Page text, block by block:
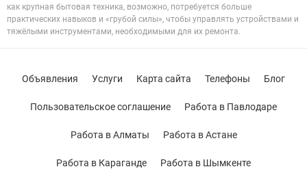
как крупная бытовая техника, возможно, потребуется больше
практических навыков и «грубой силы», чтобы управлять устройствами и
тяжёлыми инструментами, необходимыми для их ремонта.
Объявления Услуги Карта сайта Телефоны Блог
Пользовательское соглашение Работа в Павлодаре
Работа в Алматы Работа в Астане
Работа в Караганде Работа в Шымкенте